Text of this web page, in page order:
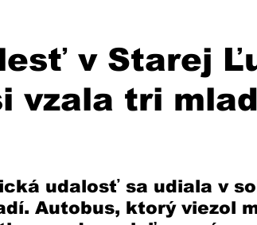
v Starej
vzala tri
udalosť sa udiala v
Autobus, ktorý viezol